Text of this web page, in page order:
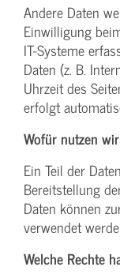
Andere Daten
Einwilligung
IT-Systeme
Daten (z. B.
Uhrzeit des
erfolgt
Wofür nutzen
Ein Teil der
Bereitstellung
Daten können
verwendet
Welche Rechte